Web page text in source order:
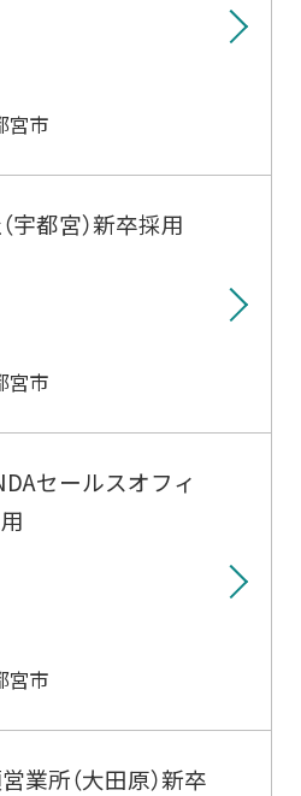
宮市
都宮）新卒採用
宮市
セールスオフィ
宮市
所（大田原）新卒